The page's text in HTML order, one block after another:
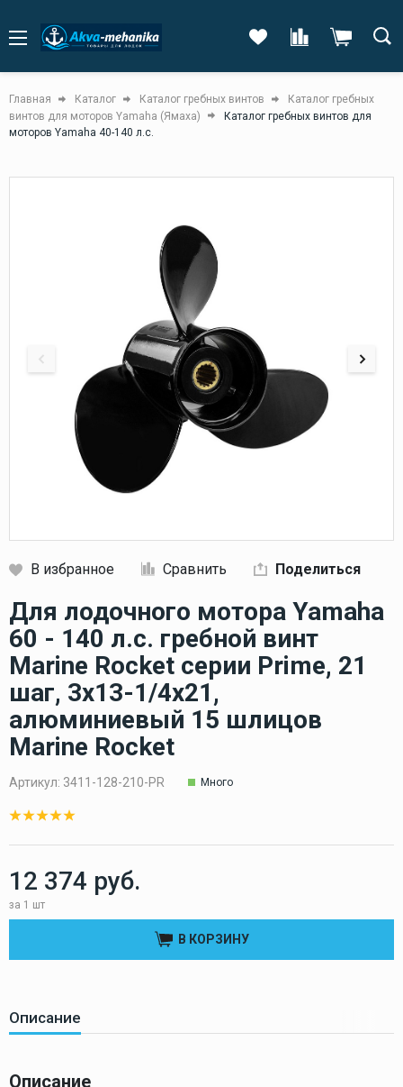
Главная Каталог Каталог гребных винтов
Каталог гребных
винтов для моторов Yamaha (Ямаха)
Каталог гребных винтов для
моторов Yamaha 40-140 л.с.
В избранное Сравнить Поделиться
Кликните, чтобы скопировать прямую ссылку
Для лодочного мотора Yamaha
60 - 140 л.с. гребной винт
Marine Rocket серии Prime, 21
шаг, 3x13-1/4x21,
алюминиевый 15 шлицов
Marine Rocket
Артикул: 3411-128-210-PR Много
12 374 руб.
за 1 шт
В КОРЗИНУ
Описание
Описание